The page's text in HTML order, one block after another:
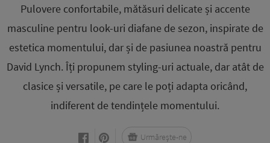
Pulovere confortabile, mătăsuri delicate și accente
masculine pentru look-uri diafane de sezon, inspirate de
estetica momentului, dar și de pasiunea noastră pentru
David Lynch. Îți propunem styling-uri actuale, dar atât de
clasice și versatile, pe care le poți adapta oricând,
indiferent de tendințele momentului.
Urmărește-ne